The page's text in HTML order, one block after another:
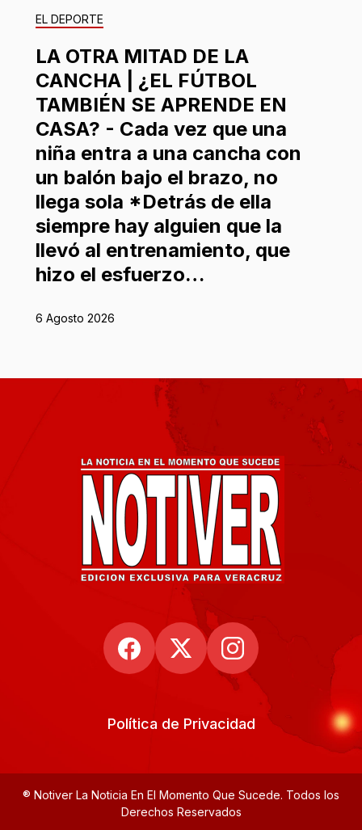
EL DEPORTE
LA OTRA MITAD DE LA
CANCHA | ¿EL FÚTBOL
TAMBIÉN SE APRENDE EN
CASA? - Cada vez que una
niña entra a una cancha con
un balón bajo el brazo, no
llega sola *Detrás de ella
siempre hay alguien que la
llevó al entrenamiento, que
hizo el esfuerzo…
6 Agosto 2026
Política de Privacidad
® Notiver La Noticia En El Momento Que Sucede. Todos los
Derechos Reservados